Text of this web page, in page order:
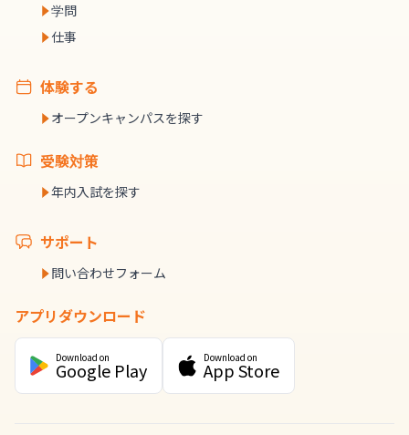
学問
仕事
体験する
オープンキャンパスを探す
受験対策
年内入試を探す
サポート
問い合わせフォーム
アプリダウンロード
Download on
Google Play
Download on
App Store